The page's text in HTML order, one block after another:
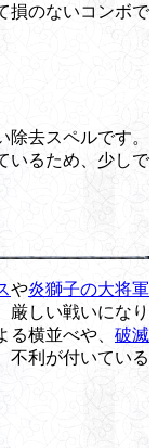
損のないコンボで
去スペルです。
いるため、少しで
や炎獅子の大将軍
厳しい戦いになり
る横並べや、 破滅
不利が付いている